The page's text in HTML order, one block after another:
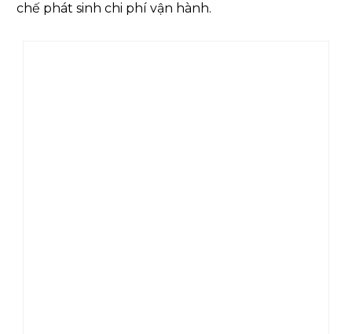
chế phát sinh chi phí vận hành.